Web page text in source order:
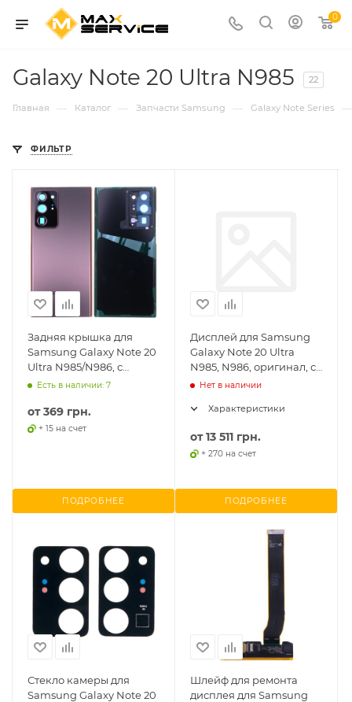
0
Galaxy Note 20 Ultra N985 22
Главная — Каталог — Запчасти Samsung — Galaxy Note Series —
ФИЛЬТР
Задняя крышка для
Samsung Galaxy Note 20
Ultra N985/N986, с
стеклом камеры,
Есть в наличии: 7
от369 грн.
+ 15 на счет
ПОДРОБНЕЕ
Дисплей для Samsung
Galaxy Note 20 Ultra
N985, N986, оригинал, с
дефектом
Нет в наличии
Характеристики
от13 511 грн.
+ 270 на счет
ПОДРОБНЕЕ
Стекло камеры для
Samsung Galaxy Note 20
Шлейф для ремонта
дисплея для Samsung